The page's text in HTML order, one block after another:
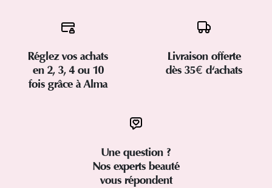
Réglez vos achats
en 2, 3, 4 ou 10
fois grâce à Alma
Livraison offerte
dès 35€ d'achats
Une question ?
Nos experts beauté
vous répondent